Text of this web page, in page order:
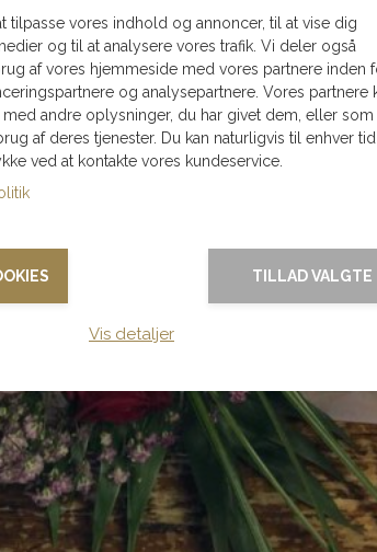
tilpasse vores indhold og annoncer, til at vise dig
og til at analysere vores trafik. Vi deler også
af vores hjemmeside med vores partnere inden
og analysepartnere. Vores partnere
med andre oplysninger, du har givet dem, eller
af deres tjenester. Du kan naturligvis til enhver tid
ved at kontakte vores kundeservice.
TILLAD VALGTE
Vis detaljer